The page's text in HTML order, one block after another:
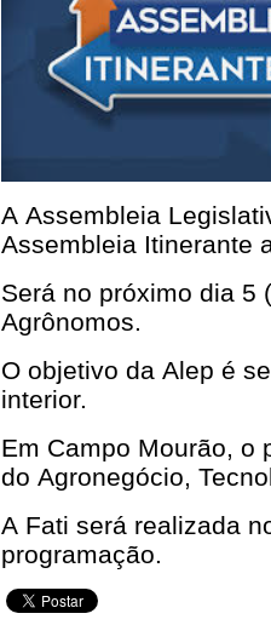
A Assembleia
Assembleia Itinerante
Será no próximo dia 5
Agrônomos.
O objetivo da Alep é
interior.
Em Campo Mourão, o
do Agronegócio,
A Fati será realizada
programação.